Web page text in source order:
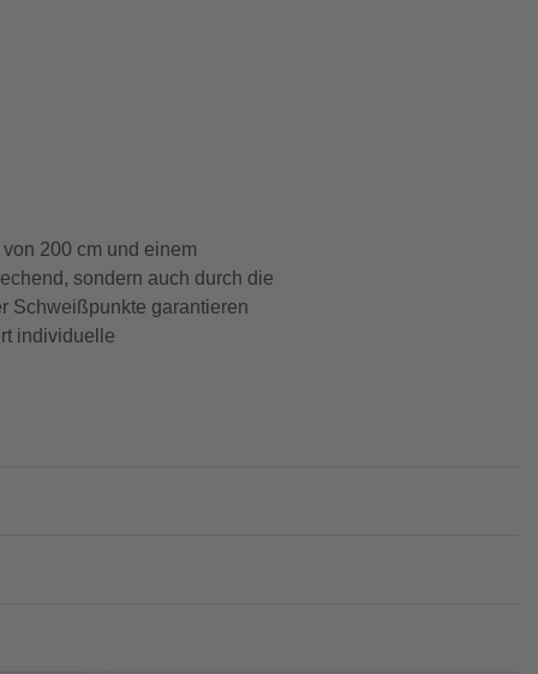
200 cm und einem
sondern auch durch die
Schweißpunkte garantieren
individuelle